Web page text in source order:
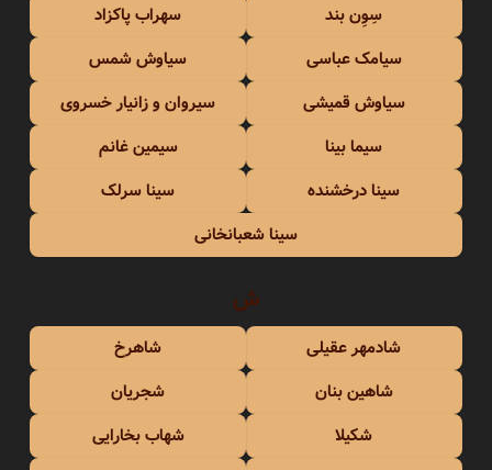
سِوِن بند
سهراب پاکزاد
سیامک عباسی
سیاوش شمس
سیاوش قمیشی
سیروان و زانیار خسروی
سیما بینا
سیمین غانم
سینا درخشنده
سینا سرلک
سینا شعبانخانی
ش
شادمهر عقیلی
شاهرخ
شاهین بنان
شجریان
شکیلا
شهاب بخارایی